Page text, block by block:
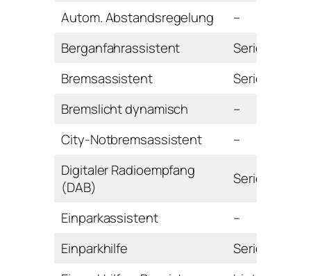
Autom. Abstandsregelung
–
Berganfahrassistent
Serie
Bremsassistent
Serie
Bremslicht dynamisch
–
City-Notbremsassistent
–
Digitaler Radioempfang
(DAB)
Serie
Einparkassistent
–
Einparkhilfe
Serie